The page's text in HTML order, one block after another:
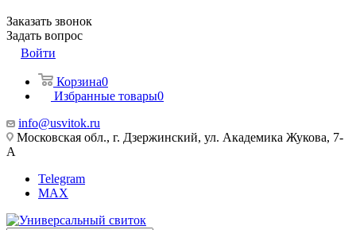
Заказать звонок
Задать вопрос
Войти
Корзина0
Избранные товары0
info@usvitok.ru
Московская обл., г. Дзержинский, ул. Академика Жукова, 7-
А
Telegram
MAX